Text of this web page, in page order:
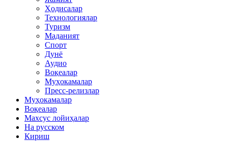
Ҳодисалар
Технологиялар
Туризм
Маданият
Спорт
Дунё
Аудио
Воқеалар
Муҳокамалар
Пресс-релизлар
Муҳокамалар
Воқеалар
Махсус лойиҳалар
На русском
Кириш